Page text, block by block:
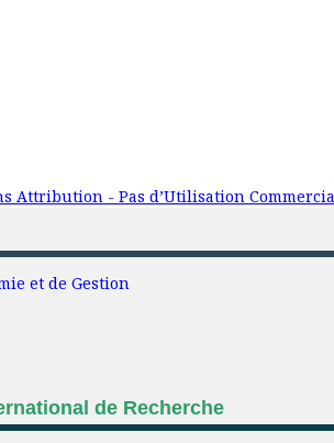
Attribution - Pas d’Utilisation
et de Gestion
de Recherche